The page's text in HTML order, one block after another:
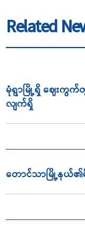
Related
မုံရွာမြို့ရှိ ဈေးကွက်
လျက်ရှိ
တောင်သာမြို့နယ်၏မို